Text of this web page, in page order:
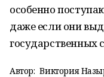
особенно
даже если они
государственных
Автор: Виктория